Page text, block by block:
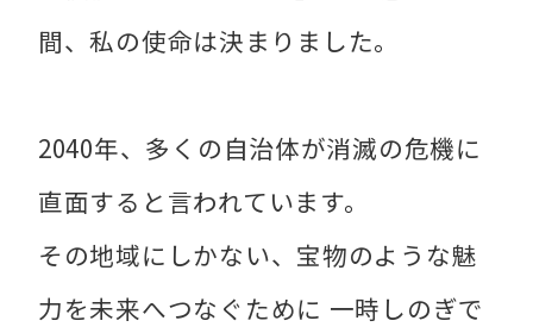
間、私の使命は決まりました。
2040年、多くの自治体が消滅の危機に
直面すると言われています。
その地域にしかない、宝物のような魅
力を未来へつなぐために 一時しのぎで